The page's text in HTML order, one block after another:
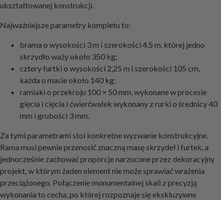
ukształtowanej konstrukcji.
Najważniejsze parametry kompletu to:
brama o wysokości 3 m i szerokości 4,5 m, której jedno
skrzydło waży około 350 kg;
cztery furtki o wysokości 2,25 m i szerokości 105 cm,
każda o masie około 140 kg;
ramiaki o przekroju 100 × 50 mm, wykonane w procesie
gięcia i cięcia i ćwierćwałek wykonany z rurki o średnicy 40
mm i grubości 3 mm.
Za tymi parametrami stoi konkretne wyzwanie konstrukcyjne.
Rama musi pewnie przenosić znaczną masę skrzydeł i furtek, a
jednocześnie zachować proporcje narzucone przez dekoracyjny
projekt, w którym żaden element nie może sprawiać wrażenia
przeciążonego. Połączenie monumentalnej skali z precyzją
wykonania to cecha, po której rozpoznaje się ekskluzywne